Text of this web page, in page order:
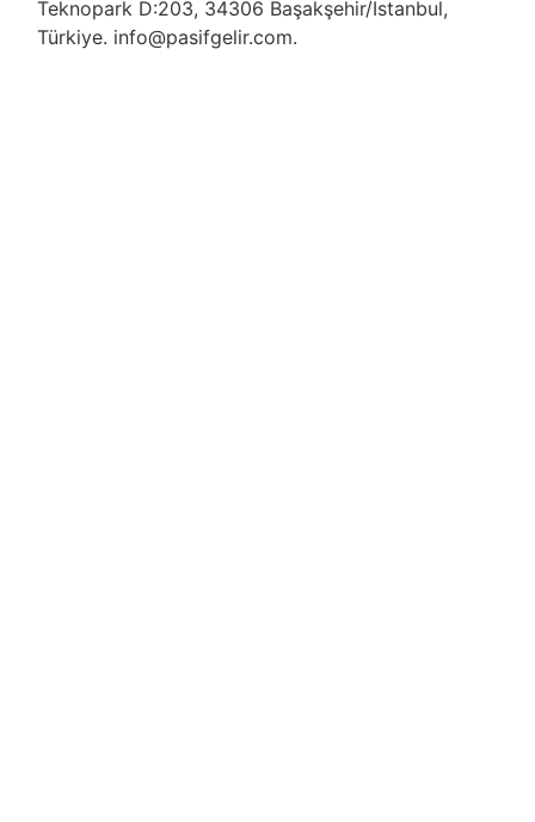
Teknopark D:203, 34306 Başakşehir/İstanbul,
Türkiye. info@pasifgelir.com.